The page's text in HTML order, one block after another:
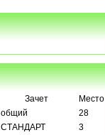
Зачет
Место
общий
28
СТАНДАРТ
3